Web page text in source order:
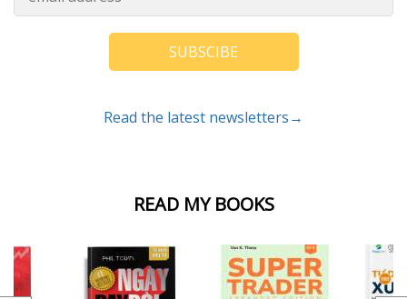
READ MY BOOKS
SUBSCIBE
Read the latest newsletters→